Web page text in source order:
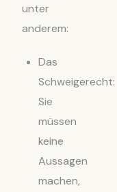
unter
anderem:
Das
Schweigerecht:
Sie
müssen
keine
Aussagen
machen,